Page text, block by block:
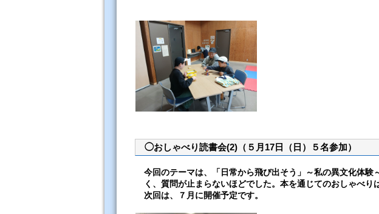
◯おしゃべり読書会(2)（５月17日（日）５名参加）
今回のテーマは、「日常から飛び出そう」～私の異文化体
く、質問が止まらないほどでした。本を通じてのおしゃべり
次回は、７月に開催予定です。